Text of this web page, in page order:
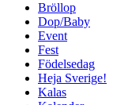
Bröllop
Dop/Baby
Event
Fest
Födelsedag
Heja Sverige!
Kalas